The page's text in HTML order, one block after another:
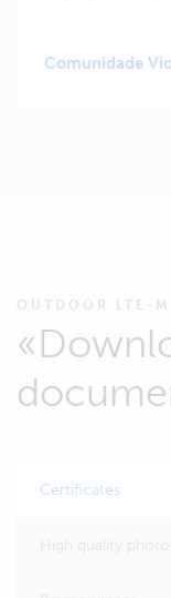
Comunidade
OUTDOOR LTE-
Certificates